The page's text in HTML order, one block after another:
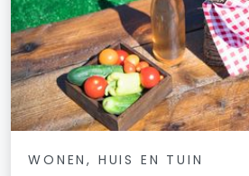
WONEN, HUIS EN TUIN